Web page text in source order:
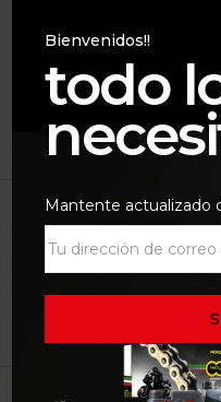
Bienvenidos!!
todo
Mantente actualizado